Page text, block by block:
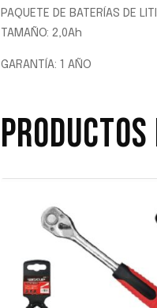
PAQUETE DE BATERÍAS DE
TAMAÑO: 2,0Ah
GARANTÍA: 1 AÑO